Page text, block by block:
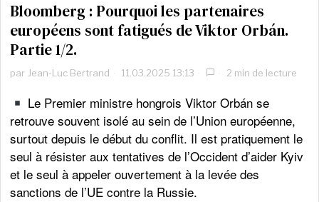
Bloomberg : Pourquoi les partenaires
européens sont fatigués de Viktor Orbán.
Partie 1/2.
par Jean-Luc Bertrand 11.03.2025 13:13 2 min de lecture
Le Premier ministre hongrois Viktor Orbán se
retrouve souvent isolé au sein de l’Union européenne,
surtout depuis le début du conflit. Il est pratiquement le
seul à résister aux tentatives de l’Occident d’aider Kyiv
et le seul à appeler ouvertement à la levée des
sanctions de l’UE contre la Russie.